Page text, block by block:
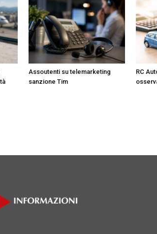
Assoutenti su telemarketing
sanzione Tim
RC